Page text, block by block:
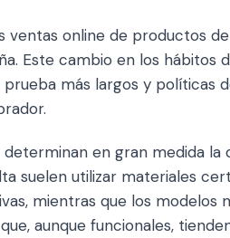
ventas online de productos
Este cambio en los hábitos
más largos y políticas
en gran medida
suelen utilizar materiales
mientras que los
aunque funcionales,